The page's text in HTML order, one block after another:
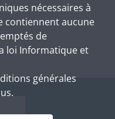
nécessaires à
contiennent aucune
de
loi Informatique et
générales